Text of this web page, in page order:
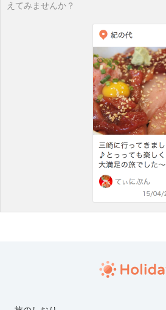
えてみませんか？